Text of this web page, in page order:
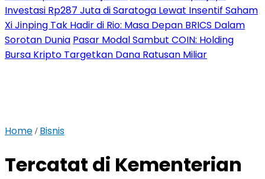
Investasi Rp287 Juta di Saratoga Lewat Insentif Saham
Xi Jinping Tak Hadir di Rio: Masa Depan BRICS Dalam
Sorotan Dunia Pasar Modal Sambut COIN: Holding
Bursa Kripto Targetkan Dana Ratusan Miliar
Home / Bisnis
Tercatat di Kementerian